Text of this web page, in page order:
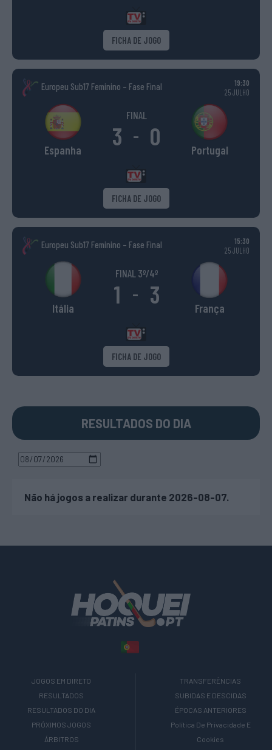
FICHA DE JOGO
Europeu Sub17 Feminino – Fase Final
19:30
25 JULHO
Espanha
FINAL
3 - 0 Portugal
FICHA DE JOGO
Europeu Sub17 Feminino – Fase Final
15:30
25 JULHO
Itália
FINAL 3º/4º
1 - 3 França
FICHA DE JOGO
RESULTADOS DO DIA
Não há jogos a realizar durante 2026-08-07.
JOGOS EM DIRETO
RESULTADOS
RESULTADOS DO DIA
PRÓXIMOS JOGOS
ÁRBITROS
TRANSFERÊNCIAS
SUBIDAS E DESCIDAS
ÉPOCAS ANTERIORES
Política De Privacidade E
Cookies